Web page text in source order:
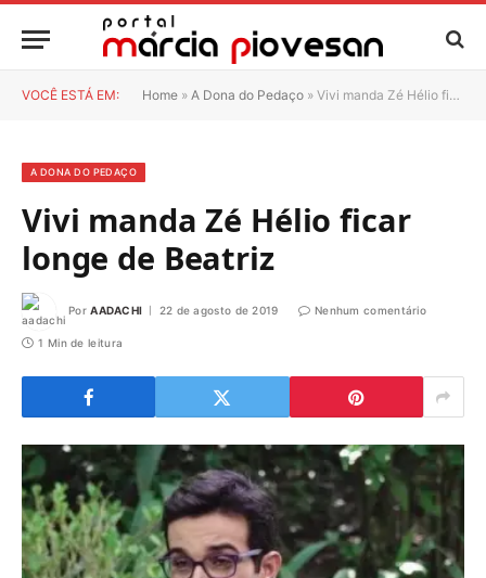
VOCÊ ESTÁ EM: Home » A Dona do Pedaço » Vivi manda Zé Hélio ficar longe de Beatriz
A DONA DO PEDAÇO
Vivi manda Zé Hélio ficar
longe de Beatriz
Por AADACHI 22 de agosto de 2019 Nenhum comentário
1 Min de leitura